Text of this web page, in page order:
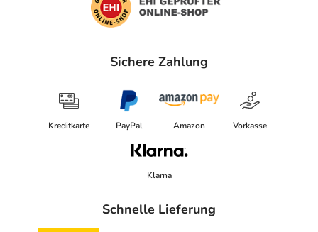
Sichere Zahlung
Kreditkarte PayPal Amazon Vorkasse
Klarna
Schnelle Lieferung